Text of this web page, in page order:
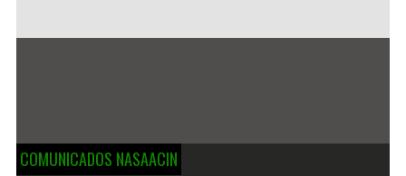
COMUNICADOS NASAACIN